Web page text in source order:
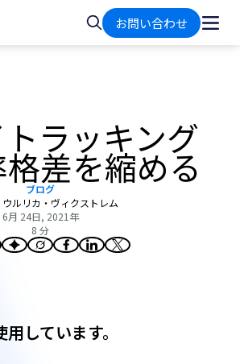
検
索
お問い合わせ
ラッキング
差を縮める
ブログ
ウルリカ・ヴィクストレム
6月 24日, 2021年
8 分
しています。